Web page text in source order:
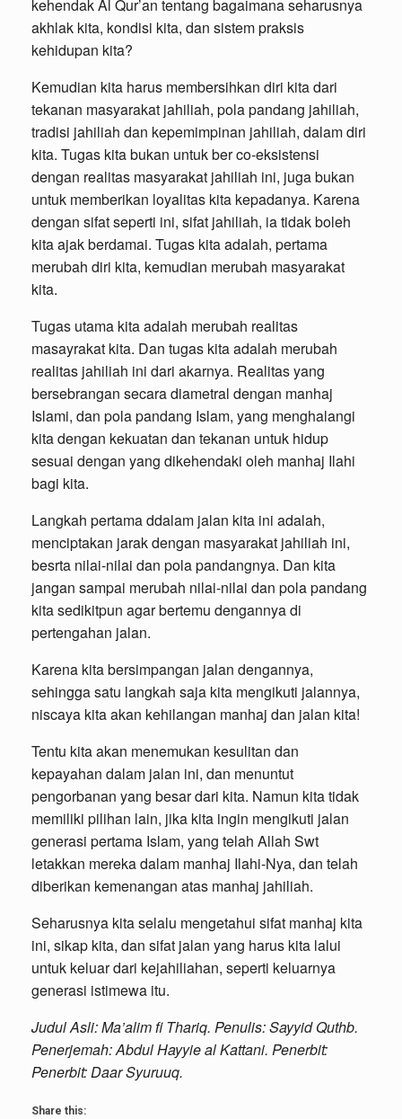
kehendak Al Qur’an tentang bagaimana seharusnya
akhlak kita, kondisi kita, dan sistem praksis
kehidupan kita?
Kemudian kita harus membersihkan diri kita dari
tekanan masyarakat jahiliah, pola pandang jahiliah,
tradisi jahiliah dan kepemimpinan jahiliah, dalam diri
kita. Tugas kita bukan untuk ber co-eksistensi
dengan realitas masyarakat jahiliah ini, juga bukan
untuk memberikan loyalitas kita kepadanya. Karena
dengan sifat seperti ini, sifat jahiliah, ia tidak boleh
kita ajak berdamai. Tugas kita adalah, pertama
merubah diri kita, kemudian merubah masyarakat
kita.
Tugas utama kita adalah merubah realitas
masayrakat kita. Dan tugas kita adalah merubah
realitas jahiliah ini dari akarnya. Realitas yang
bersebrangan secara diametral dengan manhaj
Islami, dan pola pandang Islam, yang menghalangi
kita dengan kekuatan dan tekanan untuk hidup
sesuai dengan yang dikehendaki oleh manhaj Ilahi
bagi kita.
Langkah pertama ddalam jalan kita ini adalah,
menciptakan jarak dengan masyarakat jahiliah ini,
besrta nilai-nilai dan pola pandangnya. Dan kita
jangan sampai merubah nilai-nilai dan pola pandang
kita sedikitpun agar bertemu dengannya di
pertengahan jalan.
Karena kita bersimpangan jalan dengannya,
sehingga satu langkah saja kita mengikuti jalannya,
niscaya kita akan kehilangan manhaj dan jalan kita!
Tentu kita akan menemukan kesulitan dan
kepayahan dalam jalan ini, dan menuntut
pengorbanan yang besar dari kita. Namun kita tidak
memiliki pilihan lain, jika kita ingin mengikuti jalan
generasi pertama Islam, yang telah Allah Swt
letakkan mereka dalam manhaj Ilahi-Nya, dan telah
diberikan kemenangan atas manhaj jahiliah.
Seharusnya kita selalu mengetahui sifat manhaj kita
ini, sikap kita, dan sifat jalan yang harus kita lalui
untuk keluar dari kejahiliahan, seperti keluarnya
generasi istimewa itu.
Judul Asli: Ma’alim fi Thariq. Penulis: Sayyid Quthb.
Penerjemah: Abdul Hayyie al Kattani. Penerbit:
Penerbit: Daar Syuruuq.
Share this: